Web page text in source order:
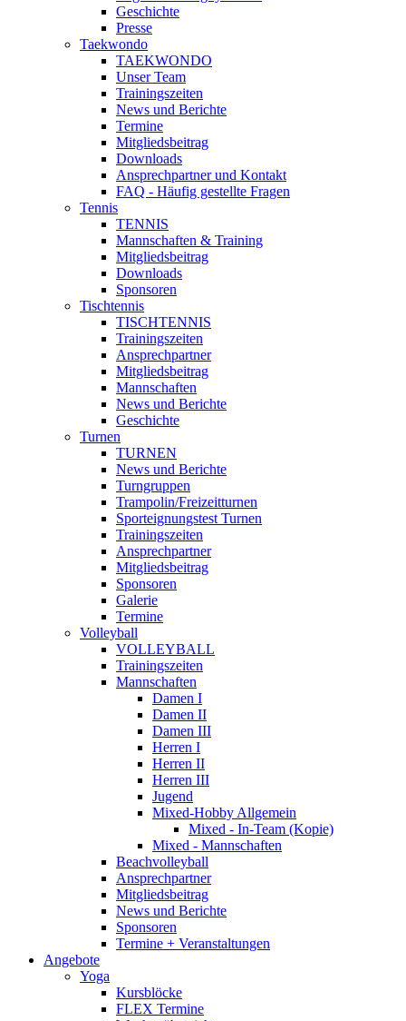
Geschichte
Presse
Taekwondo
TAEKWONDO
Unser Team
Trainingszeiten
News und Berichte
Termine
Mitgliedsbeitrag
Downloads
Ansprechpartner und Kontakt
FAQ - Häufig gestellte Fragen
Tennis
TENNIS
Mannschaften & Training
Mitgliedsbeitrag
Downloads
Sponsoren
Tischtennis
TISCHTENNIS
Trainingszeiten
Ansprechpartner
Mitgliedsbeitrag
Mannschaften
News und Berichte
Geschichte
Turnen
TURNEN
News und Berichte
Turngruppen
Trampolin/Freizeitturnen
Sporteignungstest Turnen
Trainingszeiten
Ansprechpartner
Mitgliedsbeitrag
Sponsoren
Galerie
Termine
Volleyball
VOLLEYBALL
Trainingszeiten
Mannschaften
Damen I
Damen II
Damen III
Herren I
Herren II
Herren III
Jugend
Mixed-Hobby Allgemein
Mixed - In-Team (Kopie)
Mixed - Mannschaften
Beachvolleyball
Ansprechpartner
Mitgliedsbeitrag
News und Berichte
Sponsoren
Termine + Veranstaltungen
Angebote
Yoga
Kursblöcke
FLEX Termine